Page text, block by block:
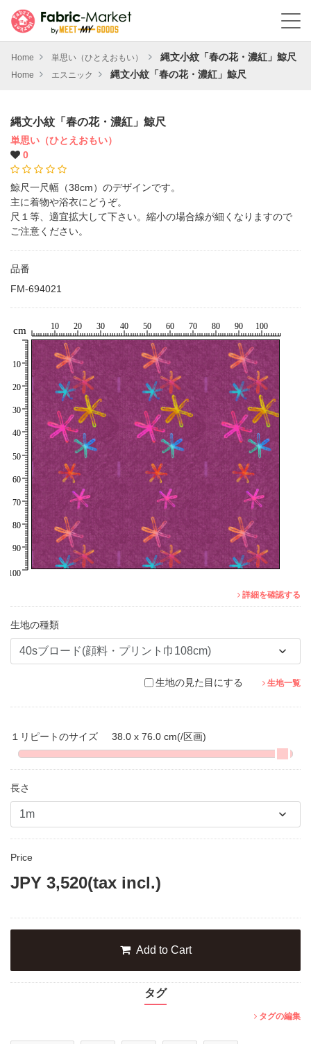
Home 単思い（ひとえおもい） 縄文小紋「春の花・濃紅」鯨尺
Home エスニック 縄文小紋「春の花・濃紅」鯨尺
詳細を確認する
縄文小紋「春の花・濃紅」鯨尺
単思い（ひとえおもい）
0
鯨尺一尺幅（38cm）のデザインです。
主に着物や浴衣にどうぞ。
尺１等、適宜拡大して下さい。縮小の場合線が細くなりますので
ご注意ください。
品番
FM-694021
生地の種類
生地の見た目にする 生地一覧
１リピートのサイズ 38.0 x 76.0 cm(/区画)
長さ
Price
JPY 3,520(tax incl.)
Add to Cart
タグ
タグの編集